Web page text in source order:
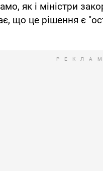
як і міністри
що це рішення є